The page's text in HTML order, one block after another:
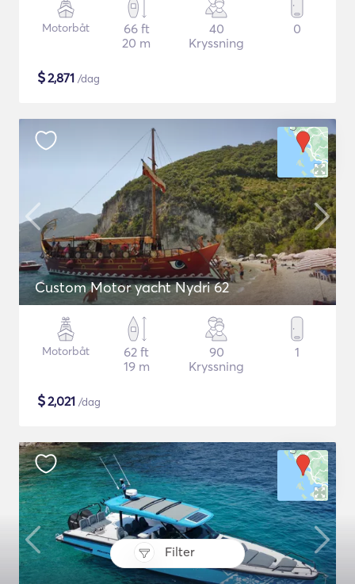
Filter
Motorbåt
66 ft
20 m
40
Kryssning
0
$2,871 /dag
Custom Motor yacht Nydri 62
Motorbåt
62 ft
19 m
90
Kryssning
1
$2,021 /dag